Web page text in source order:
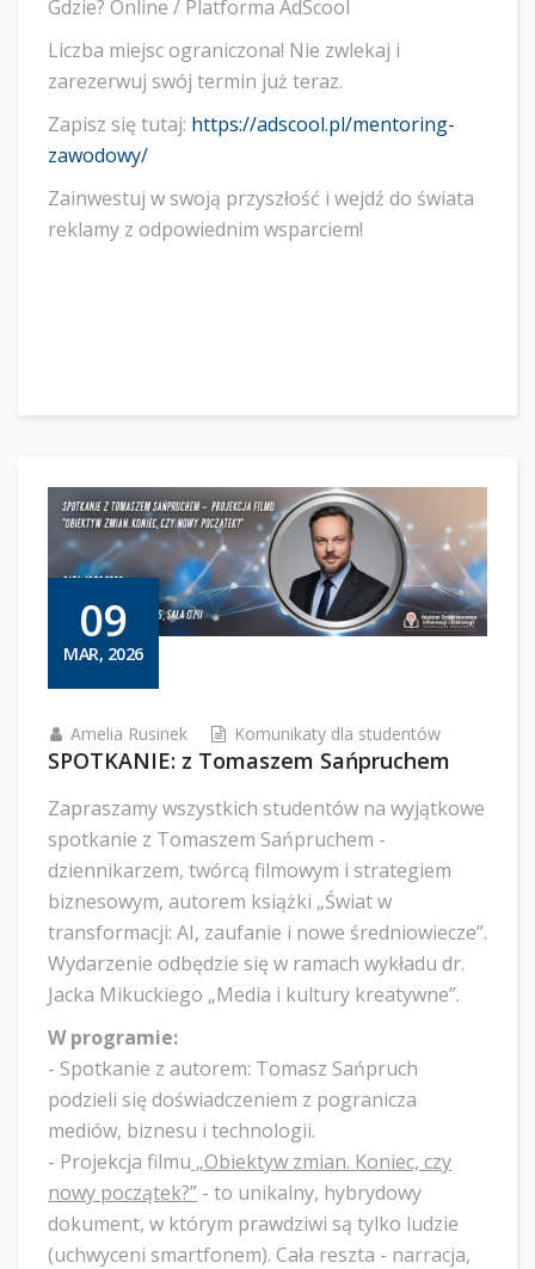
Gdzie? Online / Platforma AdScool
Liczba miejsc ograniczona! Nie zwlekaj i
zarezerwuj swój termin już teraz.
Zapisz się tutaj: https://adscool.pl/mentoring-
zawodowy/
Zainwestuj w swoją przyszłość i wejdź do świata
reklamy z odpowiednim wsparciem!
09
MAR, 2026
Amelia Rusinek Komunikaty dla studentów
SPOTKANIE: z Tomaszem Sańpruchem
Zapraszamy wszystkich studentów na wyjątkowe
spotkanie z Tomaszem Sańpruchem -
dziennikarzem, twórcą filmowym i strategiem
biznesowym, autorem książki „Świat w
transformacji: AI, zaufanie i nowe średniowiecze”.
Wydarzenie odbędzie się w ramach wykładu dr.
Jacka Mikuckiego „Media i kultury kreatywne”.
​W programie:
​- Spotkanie z autorem: Tomasz Sańpruch
podzieli się doświadczeniem z pogranicza
mediów, biznesu i technologii.
- Projekcja filmu „Obiektyw zmian. Koniec, czy
nowy początek?” - to unikalny, hybrydowy
dokument, w którym prawdziwi są tylko ludzie
(uchwyceni smartfonem). Cała reszta - narracja,